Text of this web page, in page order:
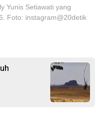
Yunis Setiawati yang
Foto: instagram@20detik